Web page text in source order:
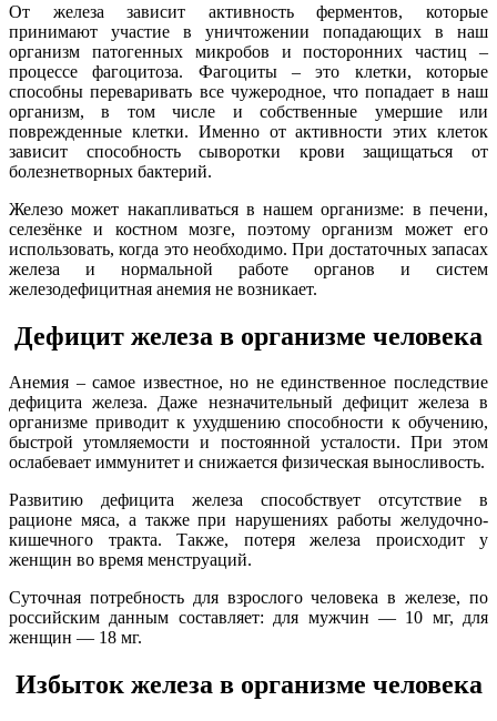
От железа зависит активность ферментов, которые
принимают участие в уничтожении попадающих в наш
организм патогенных микробов и посторонних частиц –
процессе фагоцитоза. Фагоциты – это клетки, которые
способны переваривать все чужеродное, что попадает в наш
организм, в том числе и собственные умершие или
поврежденные клетки. Именно от активности этих клеток
зависит способность сыворотки крови защищаться от
болезнетворных бактерий.
Железо может накапливаться в нашем организме: в печени,
селезёнке и костном мозге, поэтому организм может его
использовать, когда это необходимо. При достаточных запасах
железа и нормальной работе органов и систем
железодефицитная анемия не возникает.
Дефицит железа в организме человека
Анемия – самое известное, но не единственное последствие
дефицита железа. Даже незначительный дефицит железа в
организме приводит к ухудшению способности к обучению,
быстрой утомляемости и постоянной усталости. При этом
ослабевает иммунитет и снижается физическая выносливость.
Развитию дефицита железа способствует отсутствие в
рационе мяса, а также при нарушениях работы желудочно-
кишечного тракта. Также, потеря железа происходит у
женщин во время менструаций.
Суточная потребность для взрослого человека в железе, по
российским данным составляет: для мужчин — 10 мг, для
женщин — 18 мг.
Избыток железа в организме человека